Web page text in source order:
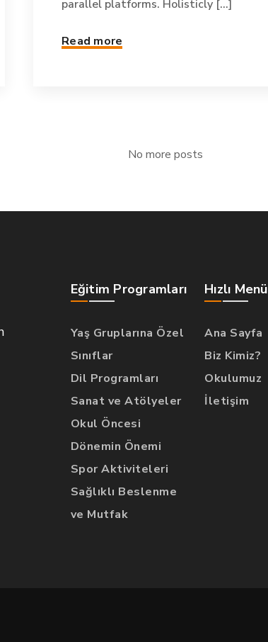
parallel platforms. Holisticly [...]
Read more
No more posts
Eğitim Programları
Yaş Gruplarına Özel
Sınıflar
Dil Programları
Sanat ve Atölyeler
Okul Öncesi
Dönemin Önemi
Spor Aktiviteleri
Sağlıklı Beslenme
ve Mutfak
Hızlı Menü
Ana Sayfa
Biz Kimiz?
Okulumuz
İletişim